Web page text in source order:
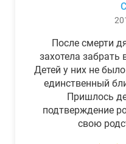
После смерти
захотела забрать
Детей у них не
единственный
Пришлось
подтверждение
свою